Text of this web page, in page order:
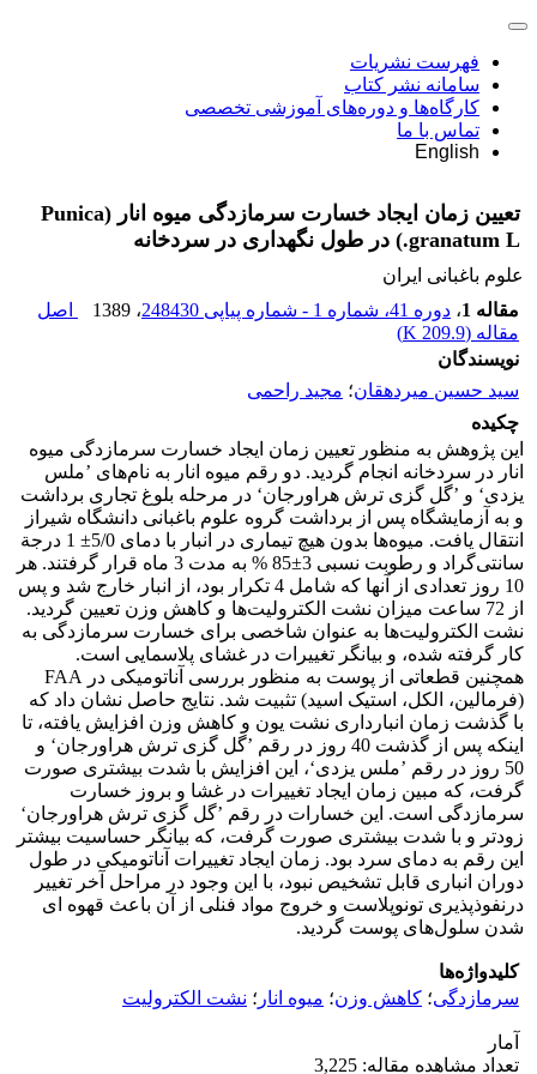
فهرست نشریات
سامانه نشر کتاب
کارگاه‌ها و دوره‌های آموزشی تخصصی
تماس با ما
English
تعیین زمان ایجاد خسارت سرمازدگی میوه انار (Punica
granatum L.) در طول نگهداری در سردخانه
علوم باغبانی ایران
مقاله 1
، دوره 41، شماره 1 - شماره پیاپی 248430 ، 1389
اصل
مقاله (209.9 K
)
نویسندگان
سید حسین میردهقان؛ مجید راحمی
چکیده
این پژوهش به منظور تعیین زمان ایجاد خسارت سرمازدگی میوه
انار در سردخانه انجام گردید. دو رقم میوه انار به نام‌های ’ملس
یزدی‘ و ’گل گزی ترش هراورجان‘ در مرحله بلوغ تجاری برداشت
و به آزمایشگاه پس از برداشت گروه علوم باغبانی دانشگاه شیراز
انتقال یافت. میوه‌ها بدون هیچ تیماری در انبار با دمای 5/0± 1 درجة
سانتی‌گراد و رطوبت نسبی 3±85 % به مدت 3 ماه قرار گرفتند. هر
10 روز تعدادی از آنها که شامل 4 تکرار بود، از انبار خارج شد و پس
از 72 ساعت میزان نشت الکترولیت‌ها و کاهش وزن تعیین گردید.
نشت الکترولیت‌ها به عنوان شاخصی برای خسارت سرمازدگی به
کار گرفته شده، و بیانگر تغییرات در غشای پلاسمایی است.
همچنین قطعاتی از پوست به منظور بررسی آناتومیکی در FAA
(فرمالین، الکل، استیک اسید) تثبیت شد. نتایج حاصل نشان داد که
با گذشت زمان انبارداری نشت یون و کاهش وزن افزایش یافته، تا
اینکه پس از گذشت 40 روز در رقم ’گل گزی ترش هراورجان‘ و
50 روز در رقم ’ملس یزدی‘، این افزایش با شدت بیشتری صورت
گرفت، که مبین زمان ایجاد تغییرات در غشا و بروز خسارت
سرمازدگی است. این خسارات در رقم ’گل گزی ترش هراورجان‘
زودتر و با شدت بیشتری صورت گرفت، که بیانگر حساسیت بیشتر
این رقم به دمای سرد بود. زمان ایجاد تغییرات آناتومیکی در طول
دوران انباری قابل تشخیص نبود، با این وجود در مراحل آخر تغییر
درنفوذپذیری تونوپلاست و خروج مواد فنلی از آن باعث قهوه ای
شدن سلول‌های پوست گردید.
کلیدواژه‌ها
سرمازدگی؛ کاهش وزن؛ میوه انار ؛ نشت الکترولیت
آمار
تعداد مشاهده مقاله: 3,225